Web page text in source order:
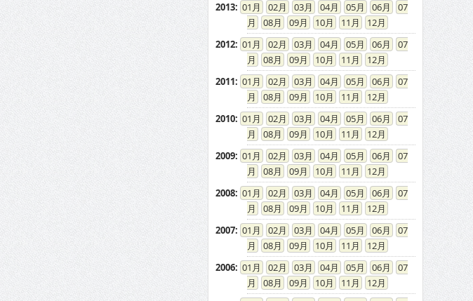
2013: 01 02 03 04 05 06
07
08
09 10 11
12
2012: 01 02 03 04 05 06
07
08
09 10 11
12
2011: 01 02 03 04 05 06
07
08
09 10 11
12
2010: 01 02 03 04 05 06
07
08
09 10 11
12
2009: 01 02 03 04 05 06
07
08
09 10 11
12
2008: 01 02 03 04 05 06
07
08
09 10 11
12
2007: 01 02 03 04 05 06
07
08
09 10 11
12
2006: 01 02 03 04 05 06
07
08
09 10 11
12